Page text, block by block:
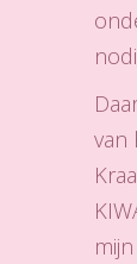
van